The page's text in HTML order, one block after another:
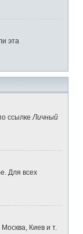
эта
ссылке Личный
Для всех
Киев и т.